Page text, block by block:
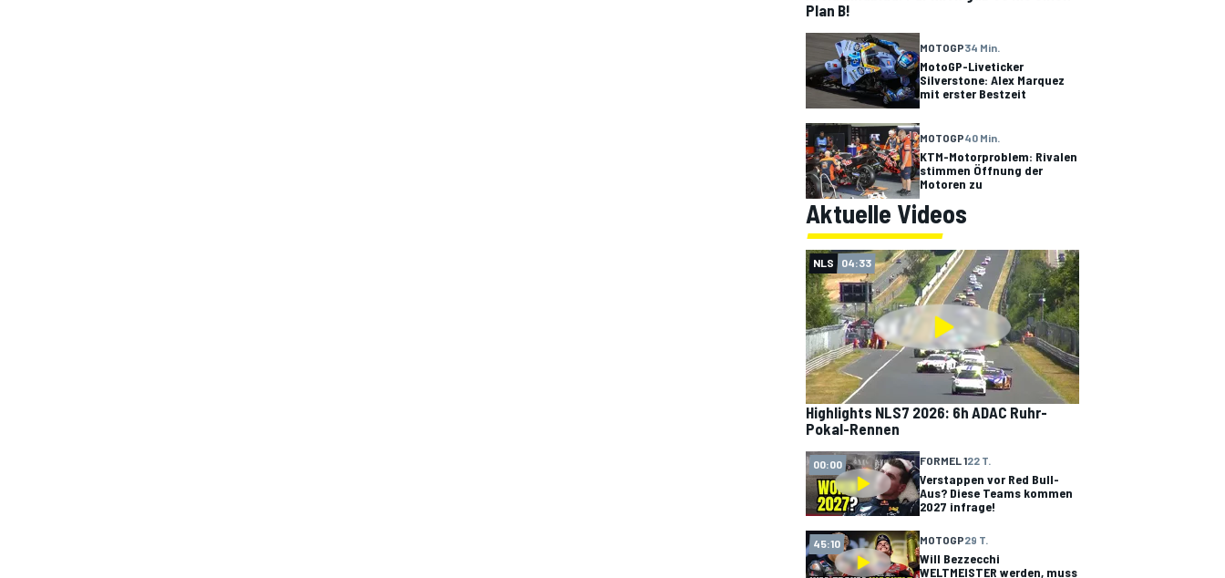
Plan B!
MOTOGP34 Min.
MotoGP-Liveticker
Silverstone: Alex Marquez
mit erster Bestzeit
MOTOGP40 Min.
KTM-Motorproblem: Rivalen
stimmen Öffnung der
Motoren zu
Aktuelle Videos
NLS 04:33
Highlights NLS7 2026: 6h ADAC Ruhr-
Pokal-Rennen
00:00 FORMEL 122 T.
Verstappen vor Red Bull-
Aus? Diese Teams kommen
2027 infrage!
45:10 MOTOGP29 T.
Will Bezzecchi
WELTMEISTER werden, muss